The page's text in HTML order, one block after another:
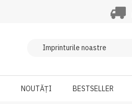
NOUTĂȚI BESTSELLER